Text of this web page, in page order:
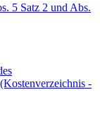
5 Satz 2 und Abs.
-